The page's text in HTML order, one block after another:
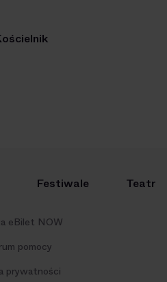
Festiwale Teatr
eBilet NOW
pomocy
prywatności